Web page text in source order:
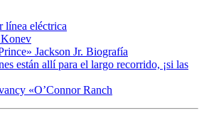
línea eléctrica
Jackson Jr. Biografía
están allí para el largo recorrido, ¡si las
«O’Connor Ranch